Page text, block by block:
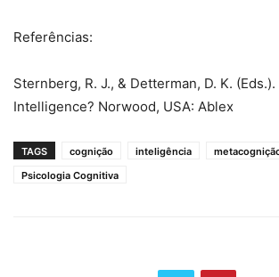
Referências:
Sternberg, R. J., & Detterman, D. K.
Intelligence? Norwood, USA: Ablex
TAGS cognição inteligência
Psicologia Cognitiva